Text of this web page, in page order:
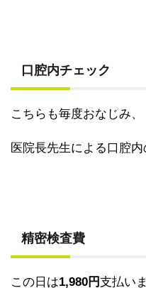
口腔内チェック
こちらも毎度おなじみ、
医院長先生による口腔内
精密検査費
この日は1,980円支払い